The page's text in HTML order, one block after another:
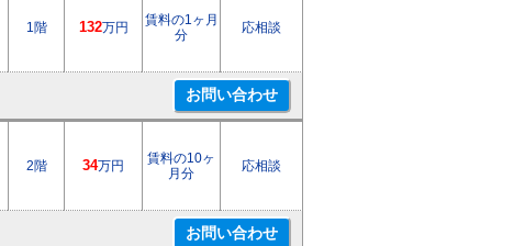
1階 132万円
賃料の1ヶ月
分
応相談
2階 34万円
賃料の10ヶ
月分
応相談